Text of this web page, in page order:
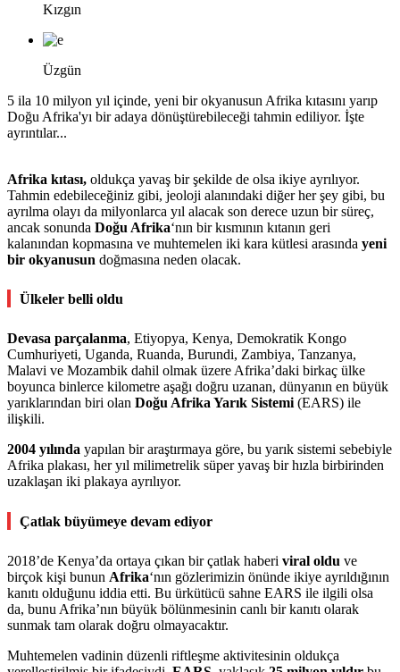
Kızgın
Üzgün
5 ila 10 milyon yıl içinde, yeni bir okyanusun Afrika kıtasını yarıp
Doğu Afrika'yı bir adaya dönüştürebileceği tahmin ediliyor. İşte
ayrıntılar...
Afrika kıtası, oldukça yavaş bir şekilde de olsa ikiye ayrılıyor.
Tahmin edebileceğiniz gibi, jeoloji alanındaki diğer her şey gibi, bu
ayrılma olayı da milyonlarca yıl alacak son derece uzun bir süreç,
ancak sonunda Doğu Afrika‘nın bir kısmının kıtanın geri
kalanından kopmasına ve muhtemelen iki kara kütlesi arasında yeni
bir okyanusun doğmasına neden olacak.
Ülkeler belli oldu
Devasa parçalanma, Etiyopya, Kenya, Demokratik Kongo
Cumhuriyeti, Uganda, Ruanda, Burundi, Zambiya, Tanzanya,
Malavi ve Mozambik dahil olmak üzere Afrika’daki birkaç ülke
boyunca binlerce kilometre aşağı doğru uzanan, dünyanın en büyük
yarıklarından biri olan Doğu Afrika Yarık Sistemi (EARS) ile
ilişkili.
2004 yılında yapılan bir araştırmaya göre, bu yarık sistemi sebebiyle
Afrika plakası, her yıl milimetrelik süper yavaş bir hızla birbirinden
uzaklaşan iki plakaya ayrılıyor.
Çatlak büyümeye devam ediyor
2018’de Kenya’da ortaya çıkan bir çatlak haberi viral oldu ve
birçok kişi bunun Afrika‘nın gözlerimizin önünde ikiye ayrıldığının
kanıtı olduğunu iddia etti. Bu ürkütücü sahne EARS ile ilgili olsa
da, bunu Afrika’nın büyük bölünmesinin canlı bir kanıtı olarak
sunmak tam olarak doğru olmayacaktır.
Muhtemelen vadinin düzenli riftleşme aktivitesinin oldukça